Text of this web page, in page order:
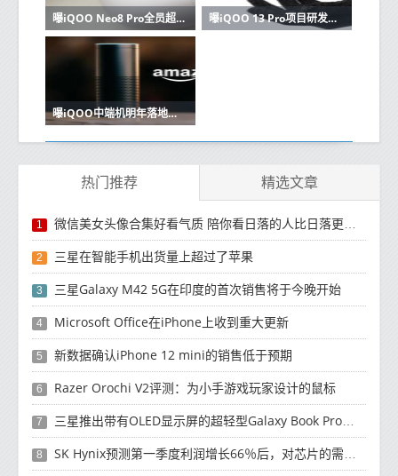
曝iQOO Neo8 Pro全员超大内存！16+512GB只是起步？ 曝iQOO 13 Pro项目研发已停止 标准版规格史诗级加强
曝iQOO中端机明年落地三大旗舰配置 配7000mAh电池
热门推荐 精选文章
1 微信美女头像合集好看气质 陪你看日落的人比日落更浪漫
2 三星在智能手机出货量上超过了苹果
3 三星Galaxy M42 5G在印度的首次销售将于今晚开始
4 Microsoft Office在iPhone上收到重大更新
5 新数据确认iPhone 12 mini的销售低于预期
6 Razer Orochi V2评测：为小手游戏玩家设计的鼠标
7 三星推出带有OLED显示屏的超轻型Galaxy Book Pro和Galaxy Book Pro 360笔记本电脑
8 SK Hynix预测第一季度利润增长66％后，对芯片的需求将增强